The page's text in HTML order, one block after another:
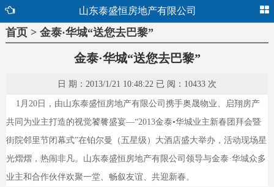
山东泰盛恒房地产有限公司
首页 > 金泰·华城“送您去巴黎”
金泰·华城“送您去巴黎”
日 期：2013/1/21 10:48:22 已 阅：10433 次
1月20日，由山东泰盛恒房地产有限公司携手奥晟物业、启翔房产
共同为业主打造的视觉饕餮盛宴—“2013金泰•华城业主新春团拜会暨
街院邻里节闭幕式”在铂尔曼（五星级）大酒店盛大举办，活动现场星
光熠熠，热闹非凡。山东泰盛恒房地产有限公司领导与金泰·华城众多
业主和合作伙伴欢聚一堂、畅叙友谊、共迎新春。